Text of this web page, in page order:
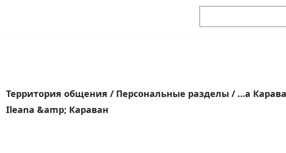
Территория общения / Персональные разделы / ...а
Ileana &amp; Караван